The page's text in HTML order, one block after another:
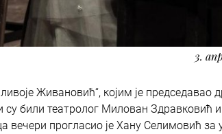
3.
Живановић“, којим је председавао
били театролог Милован Здравковић и
прогласио је Хану Селимовић за